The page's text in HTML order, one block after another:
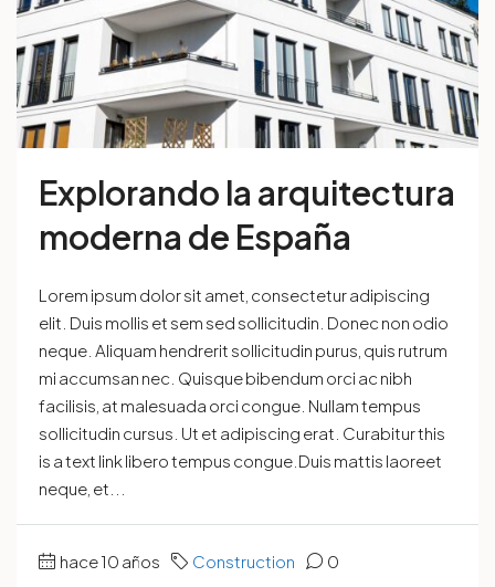
Explorando la arquitectura
moderna de España
Lorem ipsum dolor sit amet, consectetur adipiscing
elit. Duis mollis et sem sed sollicitudin. Donec non odio
neque. Aliquam hendrerit sollicitudin purus, quis rutrum
mi accumsan nec. Quisque bibendum orci ac nibh
facilisis, at malesuada orci congue. Nullam tempus
sollicitudin cursus. Ut et adipiscing erat. Curabitur this
is a text link libero tempus congue.Duis mattis laoreet
neque, et...
hace 10 años Construction 0